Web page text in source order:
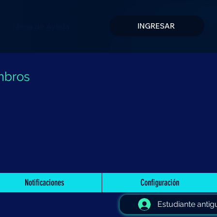
INGRESAR
Notificaciones Configuración
Estudiante